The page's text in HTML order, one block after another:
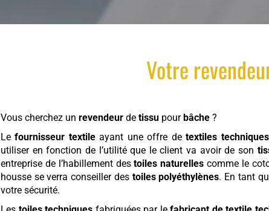
Votre
Vous cherchez unrevendeur detissu pour bâche ?
Lefournisseur textileayant une offre detextiles techniques
utiliser en fonction de l’utilité que le client va avoir de son
entreprise de l’habillement destoiles naturelles comme le
housse se verra conseiller des toiles polyéthylènes. En tant
votre sécurité.